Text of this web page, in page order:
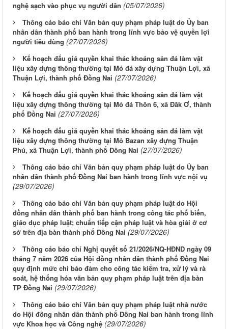
nghệ sạch vào phục vụ người dân (05/07/2026)
Thông cáo báo chí Văn bản quy phạm pháp luật do Ủy ban
nhân dân thành phố ban hành trong lĩnh vực bảo vệ quyền lợi
người tiêu dùng (27/07/2026)
Kế hoạch đấu giá quyền khai thác khoáng sản đá làm vật
liệu xây dựng thông thường tại Mỏ đá xây dựng Thuận Lợi, xã
Thuận Lợi, thành phố Đồng Nai (27/07/2026)
Kế hoạch đấu giá quyền khai thác khoáng sản đá làm vật
liệu xây dựng thông thường tại Mỏ đá Thôn 6, xã Đăk Ơ, thành
phố Đồng Nai (27/07/2026)
Kế hoạch đấu giá quyền khai thác khoáng sản đá làm vật
liệu xây dựng thông thường tại Mỏ Bazan xây dựng Thuận
Phú, xã Thuận Lợi, thành phố Đồng Nai (27/07/2026)
Thông cáo báo chí Văn bản quy phạm pháp luật do Ủy ban
nhân dân thành phố Đồng Nai ban hành trong lĩnh vực nội vụ
(29/07/2026)
Thông cáo báo chí Văn bản quy phạm pháp luật do Hội
đồng nhân dân thành phố ban hành trong công tác phổ biến,
giáo dục pháp luật; chuẩn tiếp cận pháp luật và hòa giải ở cơ
sở trên địa bàn thành phố Đồng Nai (29/07/2026)
Thông cáo báo chí Nghị quyết số 21/2026/NQ-HĐND ngày 09
tháng 7 năm 2026 của Hội đồng nhân dân thành phố Đồng Nai
quy định mức chi bảo đảm cho công tác kiểm tra, xử lý và rà
soát, hệ thống hóa văn bản quy phạm pháp luật trên địa bàn
TP Đồng Nai (29/07/2026)
Thông cáo báo chí Văn bản quy phạm pháp luật nhà nước
do Hội đồng nhân dân thành phố Đồng Nai ban hành trong lĩnh
vực Khoa học và Công nghệ (29/07/2026)